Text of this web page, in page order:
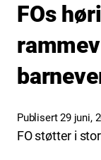
FOs
Publisert 29 juni,
FO støtter i